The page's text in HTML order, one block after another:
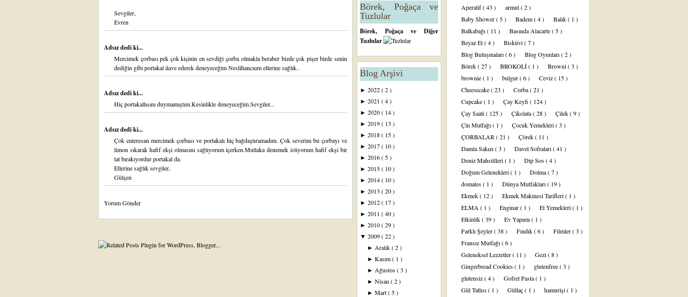
Sevgiler,
Evren
Adsız dedi ki...
Mercimek çorbası pek çok kişinin en sevdiği çorba olmakla beraber bizde çok pişer birde senin
dediğin gibi portakal ilave ederek deneyeceğim Neslihancıum ellerine sağlık..
Adsız dedi ki...
Hiç portakallısını duymamıştım.Kesinlikle deneyeceğim.Sevgiler...
Adsız dedi ki...
Çok enteresan mercimek çorbası ve portakalı hiç bağdaştıramadım. Çok severim bu çorbayı ve
limon sıkarak hafif ekşi olmasını sağlıyorum içerken.Mutlaka denemek istiyorum hafif ekşi bir
tat bırakıyordur portakal da.
Ellerine sağlık sevgiler,
Gülşen
Yorum Gönder
Börek, Poğaça ve
Tuzlular
Börek, Poğaça ve Diğer
Tuzlular
Blog Arşivi
► 2022( 2 )
► 2021 ( 4 )
► 2020( 14 )
► 2019( 13 )
► 2018( 15 )
► 2017( 10 )
► 2016( 5 )
► 2015( 10 )
► 2014( 10 )
► 2013 ( 20 )
► 2012( 17 )
► 2011 ( 40 )
► 2010( 29 )
▼ 2009( 22 )
►Aralık( 2 )
►Kasım( 1 )
►Ağustos( 3 )
►Nisan( 2 )
►Mart( 5 )
Aperatif( 43 ) armut( 2 )
Baby Shower( 5 ) Badem( 4 ) Balık( 1 )
Balkabağı( 11 ) Basında Alacarte( 5 )
Beyaz Et( 4 ) Bisküvi( 7 )
Blog Buluşmaları( 6 ) Blog Oyunları( 2 )
Börek( 27 ) BROKOLİ( 1 ) Browni( 3 )
brownie( 1 ) bulgur( 6 ) Ceviz( 15 )
Cheesecake( 23 ) Corba( 21 )
Cupcake( 1 ) Çay Keyfi ( 124 )
Çay Saati( 125 ) Çikolata( 28 ) Çilek( 9 )
Çin Mutfağı( 1 ) Çocuk Yemekleri( 3 )
ÇORBALAR ( 21 ) Çörek( 11 )
Damla Sakızı( 3 ) Davet Sofraları( 41 )
Deniz Mahsülleri( 1 ) Dip Sos( 4 )
Doğum Gelenekleri( 1 ) Dolma( 7 )
domates( 1 ) Dünya Mutfakları( 19 )
Ekmek( 12 ) Ekmek Makinesi Tarifleri( 1 )
ELMA ( 1 ) Enginar( 1 ) Et Yemekleri( 1 )
Etkinlik( 39 ) Ev Yapımı( 1 )
Farklı Şeyler( 38 ) Fındık( 6 ) Filmler( 3 )
Fransız Mutfağı( 6 )
Geleneksel Lezzetler( 11 ) Gezi( 8 )
Gingerbread Cookies( 1 ) glutenfree( 3 )
glutensiz( 4 ) Gofret Pasta( 1 )
Gül Tatlısı( 1 ) Güllaç( 1 ) hamurişi( 1 )